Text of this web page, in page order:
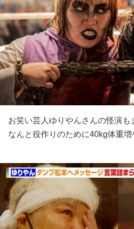
お笑い芸人ゆりやんさんの怪演も
なんと役作りのために40kg体重増